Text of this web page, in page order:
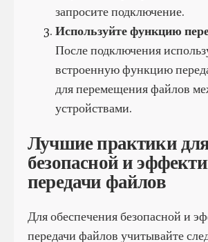
запросите подключение.
Используйте функцию
После подключения
встроенную функцию
для перемещения файлов
устройствами.
Лучшие практики
безопасной и
передачи файлов
Для обеспечения безопасной и
передачи файлов учитывайте